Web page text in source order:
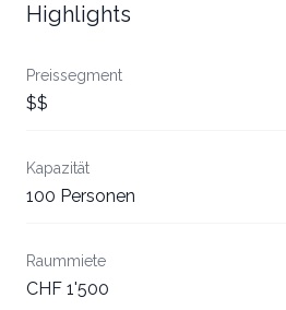
Highlights
Preissegment
$$
Kapazität
100 Personen
Raummiete
CHF 1'500